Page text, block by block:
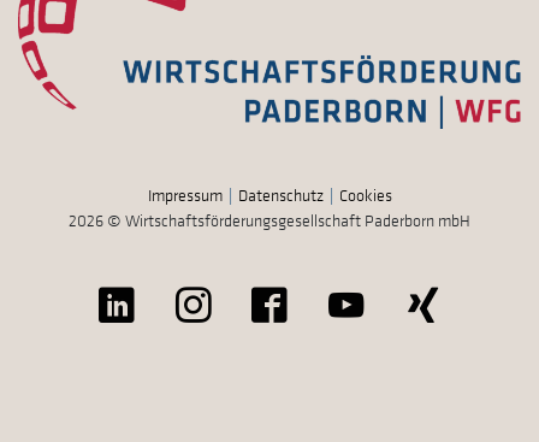
Impressum Datenschutz
Cookies
2026 © Wirtschaftsförderungsgesellschaft Paderborn mbH